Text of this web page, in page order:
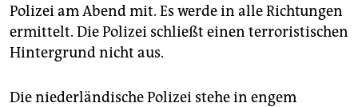
epaper login
Polizei am Abend mit. Es werde in alle Richtungen
ermittelt. Die Polizei schließt einen terroristischen
Hintergrund nicht aus.
Die niederländische Polizei stehe in engem